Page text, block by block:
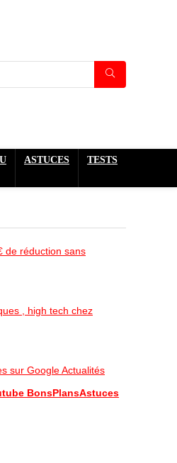
ASTUCES TESTS
de réduction sans
, high tech chez
sur Google Actualités
BonsPlansAstuces